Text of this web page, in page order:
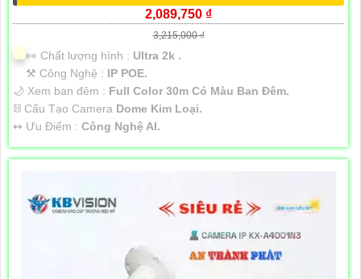
2,089,750 ₫
3,215,000 ₫
️👀 Chất lượng hình : Ultra 2k .
⚒ Công Nghệ : IP POE.
🌙 Xem ban đêm : Full Color 30m Có Màu Ban Đêm.
⛓ Cấu Tạo Camera Dome Kim Loại.
️↭ Ưu Điểm : Công Nghệ AI.